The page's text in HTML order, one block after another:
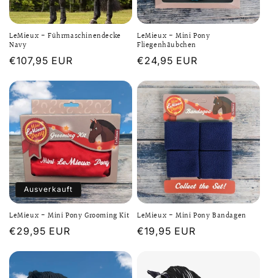
LeMieux - Führmaschinendecke
Navy
Normaler
€107,95 EUR
LeMieux - Mini Pony
Fliegenhäubchen
Normaler
€24,95 EUR
Ausverkauft
LeMieux - Mini Pony Grooming Kit
Normaler
€29,95 EUR
LeMieux - Mini Pony Bandagen
Normaler
€19,95 EUR